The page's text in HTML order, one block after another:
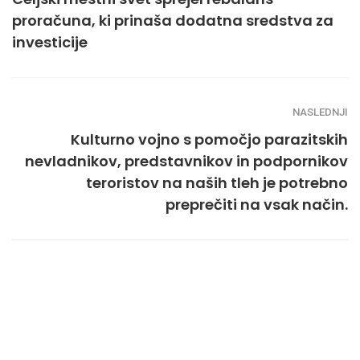
proračuna, ki prinaša dodatna sredstva za
investicije
NASLEDNJI
Kulturno vojno s pomočjo parazitskih
nevladnikov, predstavnikov in podpornikov
teroristov na naših tleh je potrebno
preprečiti na vsak način.